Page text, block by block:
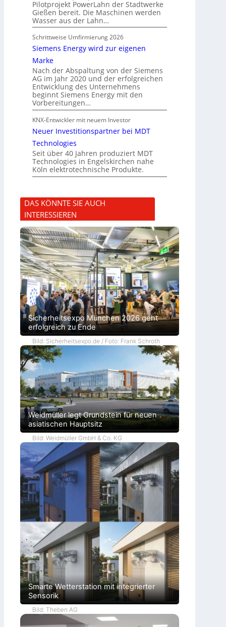
Pilotprojekt PowerLahn der Stadtwerke
Gießen bereit. Die Maschinen werden
Wasser aus der Lahn…
Schrittweise Umfirmierung 2026
Siemens Energy wird zur eigenen
Marke
Nach der Abspaltung von der Siemens
AG im Jahr 2020 und der erfolgreichen
Entwicklung des Unternehmens
beginnt Siemens Energy mit den
Vorbereitungen…
KNX-Entwickler mit neuem Investor
Neuer Investitionspartner bei MDT
Technologies
Seit über 40 Jahren produziert MDT
Technologies in Engelskirchen nahe
Köln elektrotechnische Produkte.
DAS KÖNNTE SIE AUCH
INTERESSIEREN
Sicherheitsexpo München 2026 geht
erfolgreich zu Ende
Bild: Sicherheitsexpo.de / Foto: Frank Schroth
Weidmüller legt Grundstein für neuen
asiatischen Hauptsitz
Bild: Weidmüller GmbH & Co. KG
Smarte Wetterstation mit integrierter
Sensorik
Bild: Theben AG